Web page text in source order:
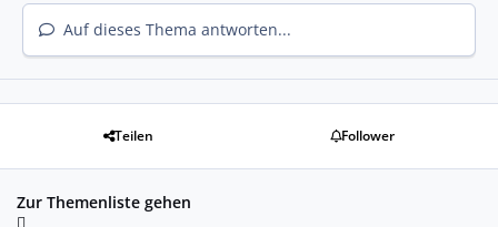
Auf dieses Thema antworten...
Teilen Follower
Zur Themenliste gehen